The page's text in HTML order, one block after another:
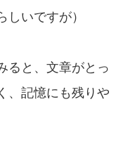
しいですが）
ると、文章がとっ
、記憶にも残りや